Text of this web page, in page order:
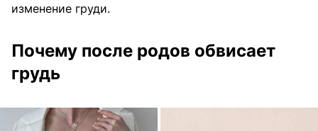
изменение груди.
Почему после родов обвисает
грудь